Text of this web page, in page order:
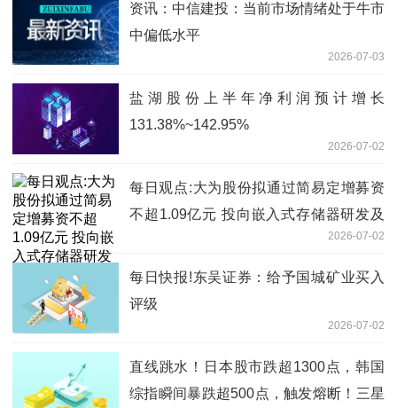
资讯：中信建投：当前市场情绪处于牛市
中偏低水平
2026-07-03
盐湖股份上半年净利润预计增长
131.38%~142.95%
2026-07-02
每日观点:大为股份拟通过简易定增募资
不超1.09亿元 投向嵌入式存储器研发及
2026-07-02
每日快报!东吴证券：给予国城矿业买入
评级
2026-07-02
直线跳水！日本股市跌超1300点，韩国
综指瞬间暴跌超500点，触发熔断！三星